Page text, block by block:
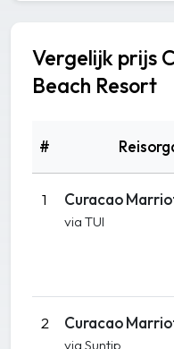
Vergelijk prijs
Beach Resort
#
1 Curacao
via TUI
2 Curacao
via Suntip